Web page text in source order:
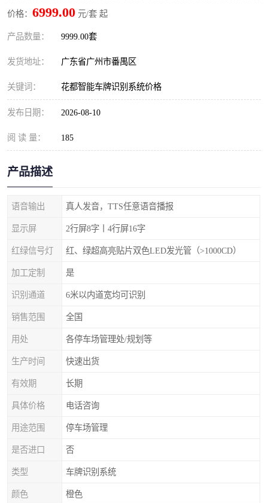
价格： 6999.00 元/套 起
产品数量： 9999.00套
发货地址： 广东省广州市番禺区
关键词： 花都智能车牌识别系统价格
发布日期： 2026-08-10
阅 读 量： 185
产品描述
语音输出 真人发音，TTS任意语音播报
显示屏 2行屏8字丨4行屏16字
红绿信号灯 红、绿超高亮贴片双色LED发光管（>1000CD）
加工定制 是
识别通道 6米以内道宽均可识别
销售范围 全国
用处 各停车场管理处/规划等
生产时间 快速出货
有效期 长期
具体价格 电话咨询
用途范围 停车场管理
是否进口 否
类型 车牌识别系统
颜色 橙色